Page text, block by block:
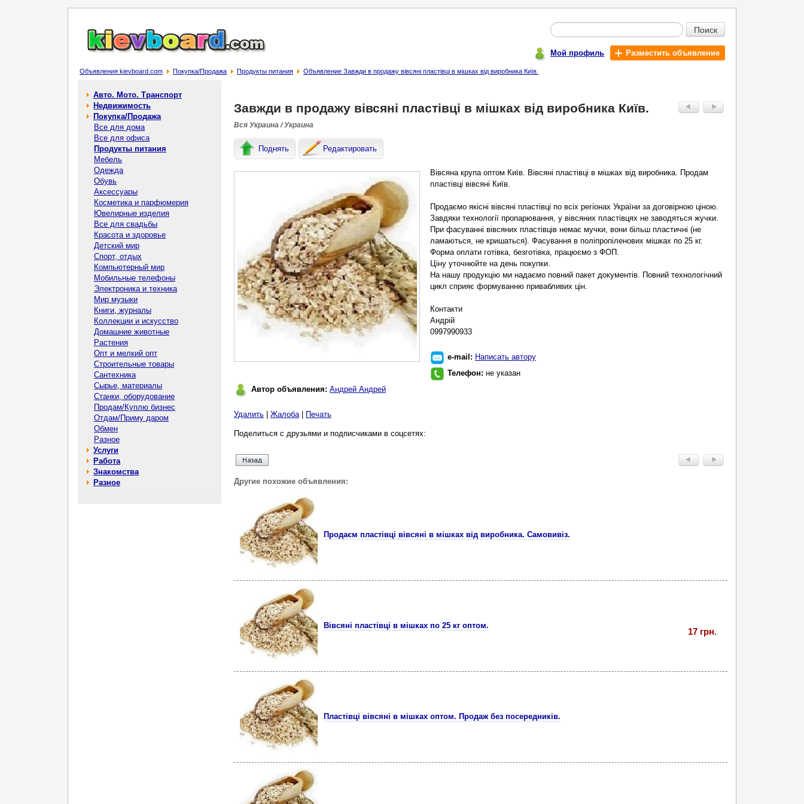
Поиск
Мой профиль Разместить объявление
Объявления kievboard.com Покупка/Продажа Продукты питания Объявление Завжди в продажу вівсяні пластівці в мішках від виробника Київ.
Авто. Мото. Транспорт
Недвижимость
Покупка/Продажа
Все для дома
Все для офиса
Продукты питания
Мебель
Одежда
Обувь
Аксессуары
Косметика и парфюмерия
Ювелирные изделия
Все для свадьбы
Красота и здоровье
Детский мир
Спорт, отдых
Компьютерный мир
Мобильные телефоны
Электроника и техника
Мир музыки
Книги, журналы
Коллекции и искусство
Домашние животные
Растения
Опт и мелкий опт
Строительные товары
Сантехника
Сырье, материалы
Станки, оборудование
Продам/Куплю бизнес
Отдам/Приму даром
Обмен
Разное
Услуги
Работа
Знакомства
Разное
Завжди в продажу вівсяні пластівці в мішках від виробника Київ.
Вся Украина / Украина
Поднять Редактировать
Вівсяна крупа оптом Київ. Вівсяні пластівці в мішках від виробника. Продам
пластівці вівсяні Київ.
Продаємо якісні вівсяні пластівці по всіх регіонах України за договірною ціною.
Завдяки технології пропарювання, у вівсяних пластівцях не заводяться жучки.
При фасуванні вівсяних пластівців немає мучки, вони більш пластичні (не
ламаються, не кришаться). Фасування в поліпропіленових мішках по 25 кг.
Форма оплати готівка, безготівка, працюємо з ФОП.
Ціну уточнюйте на день покупки.
На нашу продукцію ми надаємо повний пакет документів. Повний технологічний
цикл сприяє формуванню привабливих цін.
Контакти
Андрій
0997990933
e-mail: Написать автору
Телефон: не указан
Автор объявления: Андрей Андрей
Удалить Жалоба| Печать
Поделиться с друзьями и подписчиками в соцсетях:
Другие похожие объявления:
Продаєм пластівці вівсяні в мішках від виробника. Самовивіз.
Вівсяні пластівці в мішках по 25 кг оптом.
17 грн.
Пластівці вівсяні в мішках оптом. Продаж без посередників.